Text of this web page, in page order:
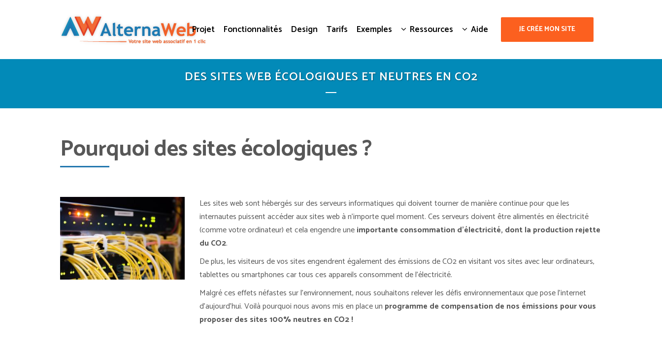
JE CRÉE MON SITE
Projet Fonctionnalités Design Tarifs Exemples Ressources Aide
DES SITES WEB ÉCOLOGIQUES ET NEUTRES EN CO2
Pourquoi des sites écologiques ?
Les sites web sont hébergés sur des serveurs informatiques qui doivent tourner de manière continue pour que les
internautes puissent accéder aux sites web à n’importe quel moment. Ces serveurs doivent être alimentés en électricité
(comme votre ordinateur) et cela engendre uneimportante consommation d’électricité, dont la production rejette
du CO2.
De plus, les visiteurs de vos sites engendrent également des émissions de CO2 en visitant vos sites avec leur ordinateurs,
tablettes ou smartphones car tous ces appareils consomment de l’électricité.
Malgré ces effets néfastes sur l’environnement, nous souhaitons relever les défis environnementaux que pose l’internet
d’aujourd’hui. Voilà pourquoi nous avons mis en place un programme de compensation de nos émissions pour vous
proposer des sites 100% neutres en CO2 !